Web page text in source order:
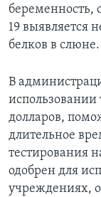
беременность,
19 выявляется
белков в слюне.
В
использовании
долларов,
длительное
тестирования
одобрен для
учреждениях,